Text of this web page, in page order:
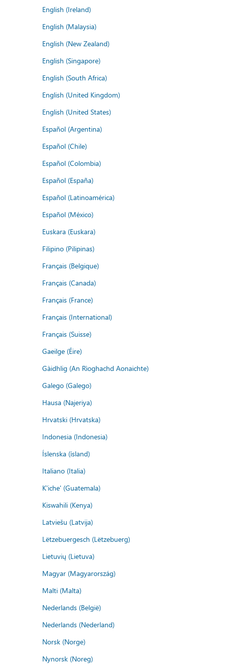
English (Ireland)
English (Malaysia)
English (New Zealand)
English (Singapore)
English (South Africa)
English (United Kingdom)
English (United States)
Español (Argentina)
Español (Chile)
Español (Colombia)
Español (España)
Español (Latinoamérica)
Español (México)
Euskara (Euskara)
Filipino (Pilipinas)
Français (Belgique)
Français (Canada)
Français (France)
Français (International)
Français (Suisse)
Gaeilge (Éire)
Gàidhlig (An Rìoghachd Aonaichte)
Galego (Galego)
Hausa (Najeriya)
Hrvatski (Hrvatska)
Indonesia (Indonesia)
Íslenska (ísland)
Italiano (Italia)
K'iche' (Guatemala)
Kiswahili (Kenya)
Latviešu (Latvija)
Lëtzebuergesch (Lëtzebuerg)
Lietuvių (Lietuva)
Magyar (Magyarország)
Malti (Malta)
Nederlands (België)
Nederlands (Nederland)
Norsk (Norge)
Nynorsk (Noreg)